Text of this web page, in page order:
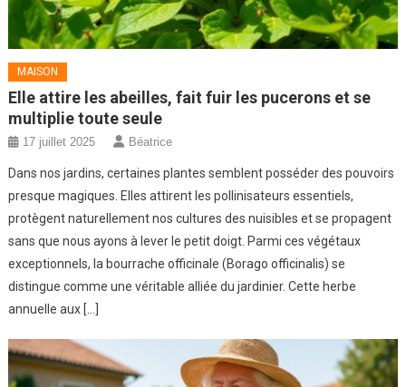
MAISON
Elle attire les abeilles, fait fuir les pucerons et se
multiplie toute seule
17 juillet 2025 Béatrice
Dans nos jardins, certaines plantes semblent posséder des pouvoirs
presque magiques. Elles attirent les pollinisateurs essentiels,
protègent naturellement nos cultures des nuisibles et se propagent
sans que nous ayons à lever le petit doigt. Parmi ces végétaux
exceptionnels, la bourrache officinale (Borago officinalis) se
distingue comme une véritable alliée du jardinier. Cette herbe
annuelle aux […]